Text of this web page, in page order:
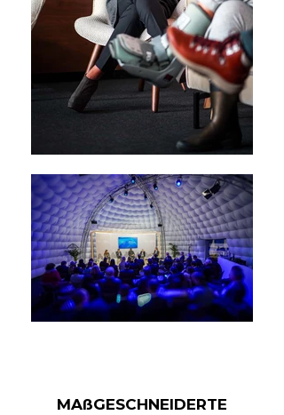
MAßGESCHNEIDERTE